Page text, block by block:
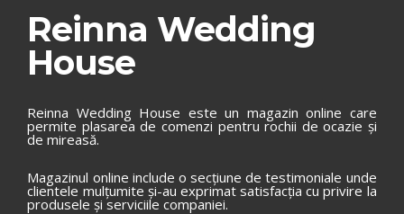
Reinna Wedding
House
Reinna Wedding House este un magazin online care
permite plasarea de comenzi pentru rochii de ocazie și
de mireasă.
Magazinul online include o secțiune de testimoniale unde
clientele mulțumite și-au exprimat satisfacția cu privire la
produsele și serviciile companiei.